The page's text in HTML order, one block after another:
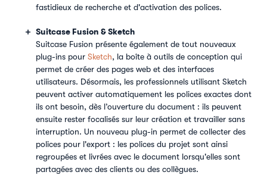
fastidieux de recherche et d'activation des polices.
Suitcase Fusion & Sketch
Suitcase Fusion présente également de tout nouveaux
plug-ins pour Sketch, la boîte à outils de conception qui
permet de créer des pages web et des interfaces
utilisateurs. Désormais, les professionnels utilisant Sketch
peuvent activer automatiquement les polices exactes dont
ils ont besoin, dès l’ouverture du document : ils peuvent
ensuite rester focalisés sur leur création et travailler sans
interruption. Un nouveau plug-in permet de collecter des
polices pour l'export : les polices du projet sont ainsi
regroupées et livrées avec le document lorsqu'elles sont
partagées avec des clients ou des collègues.